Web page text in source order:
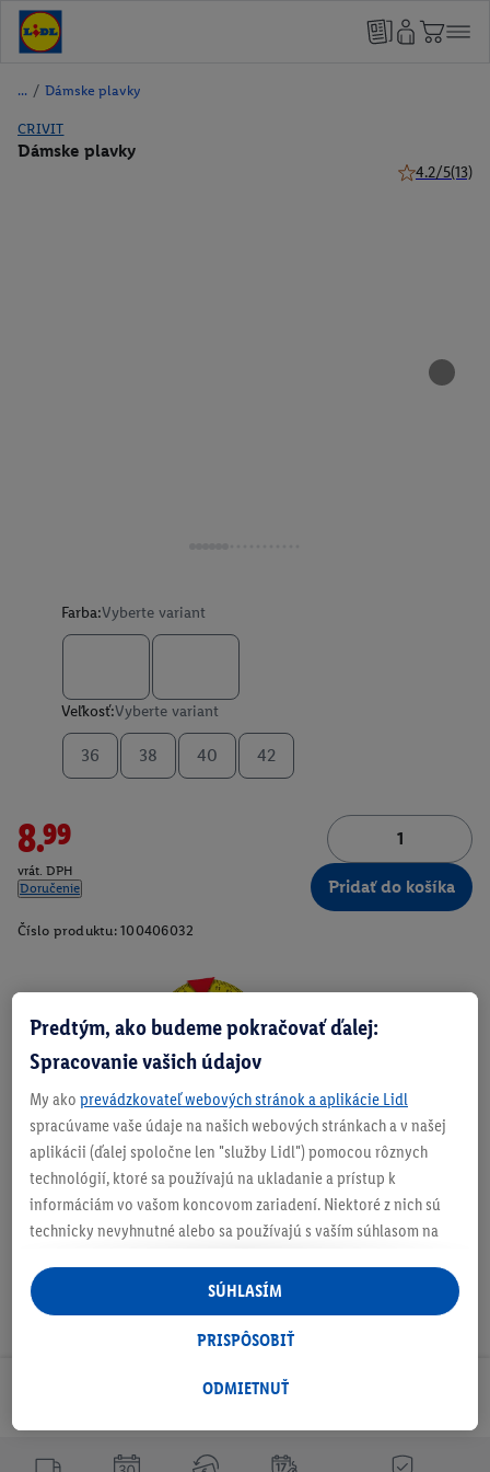
/ Dámske plavky
CRIVIT
Dámske plavky
4.2/5(13)
Farba:Vyberte variant
Veľkosť:Vyberte variant
36 38 40 42
8.99
vrát. DPH
Doručenie
Pridať do košíka
Číslo produktu: 100406032
Zistite svoju veľkosť
O produkte
Odoberaj Newsletter!
Predtým, ako budeme pokračovať ďalej:
Spracovanie vašich údajov
My ako prevádzkovateľ webových stránok a aplikácie Lidl
spracúvame vaše údaje na našich webových stránkach a v našej
aplikácii (ďalej spoločne len "služby Lidl") pomocou rôznych
technológií, ktoré sa používajú na ukladanie a prístup k
informáciám vo vašom koncovom zariadení. Niektoré z nich sú
technicky nevyhnutné alebo sa používajú s vaším súhlasom na
personalizovanú reklamu v rámci služieb Lidl aj mimo nich. Ak
ste účastníkom programu Lidl Plus, na tieto účely sa spracúvajú
aj údaje z vášho nákupného správania v obchode.
následne si vytvoríte účet Lidl Plus alebo sa prihlásite do svojho
ktorú tam uvediete, aby sme vás mohli rozpoznať v službách
ODMIETNUŤ
PRISPÔSOBIŤ
SÚHLASÍM